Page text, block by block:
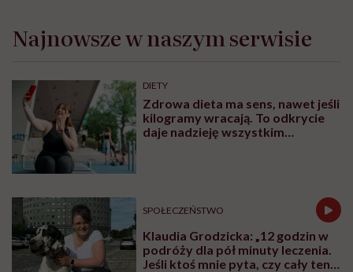
Najnowsze w naszym serwisie
DIETY
Zdrowa dieta ma sens, nawet jeśli
kilogramy wracają. To odkrycie
daje nadzieję wszystkim
SPOŁECZEŃSTWO
Klaudia Grodzicka: „12 godzin w
podróży dla pół minuty leczenia.
Jeśli ktoś mnie pyta, czy cały ten